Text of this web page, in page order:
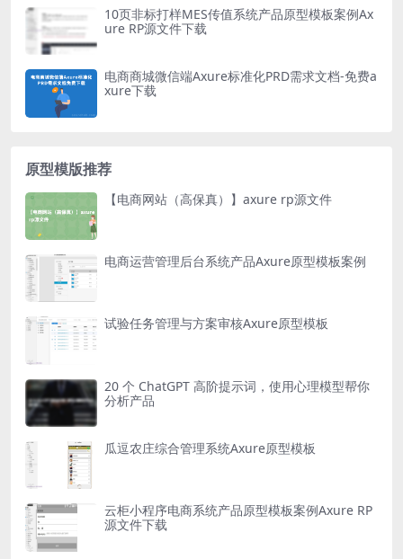
10页非标打样MES传值系统产品原型模板案例Ax
ure RP源文件下载
电商商城微信端Axure标准化PRD需求文档-免费a
xure下载
原型模版推荐
【电商网站（高保真）】axure rp源文件
电商运营管理后台系统产品Axure原型模板案例
试验任务管理与方案审核Axure原型模板
20 个 ChatGPT 高阶提示词，使用心理模型帮你
分析产品
瓜逗农庄综合管理系统Axure原型模板
云柜小程序电商系统产品原型模板案例Axure RP
源文件下载